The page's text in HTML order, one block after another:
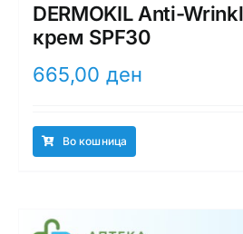
DERMOKIL Anti-
крем SPF30
665,00 ден
Во кошница